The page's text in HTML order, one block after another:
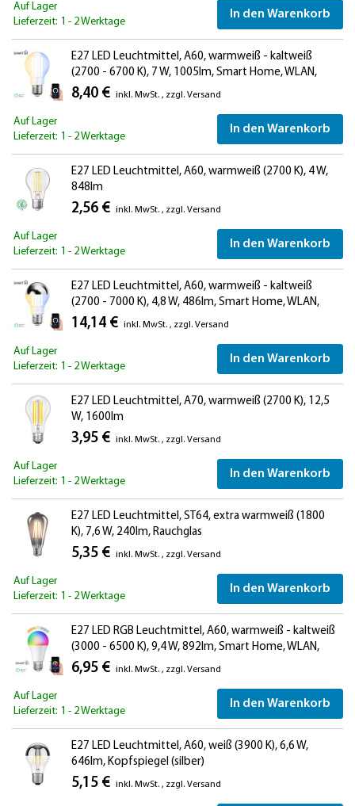
Auf Lager
Lieferzeit: 1 - 2 Werktage
In den Warenkorb
E27 LED Leuchtmittel, A60, warmweiß - kaltweiß
(2700 - 6700 K), 7 W, 1005lm, Smart Home, WLAN,
Alexa
8,40 € inkl. MwSt. , zzgl. Versand
Auf Lager
Lieferzeit: 1 - 2 Werktage
In den Warenkorb
E27 LED Leuchtmittel, A60, warmweiß (2700 K), 4 W,
848lm
2,56 € inkl. MwSt. , zzgl. Versand
Auf Lager
Lieferzeit: 1 - 2 Werktage
In den Warenkorb
E27 LED Leuchtmittel, A60, warmweiß - kaltweiß
(2700 - 7000 K), 4,8 W, 486lm, Smart Home, WLAN,
Alexa, Kopfspiegel (silber)
14,14 € inkl. MwSt. , zzgl. Versand
Auf Lager
Lieferzeit: 1 - 2 Werktage
In den Warenkorb
E27 LED Leuchtmittel, A70, warmweiß (2700 K), 12,5
W, 1600lm
3,95 € inkl. MwSt. , zzgl. Versand
Auf Lager
Lieferzeit: 1 - 2 Werktage
In den Warenkorb
E27 LED Leuchtmittel, ST64, extra warmweiß (1800
K), 7,6 W, 240lm, Rauchglas
5,35 € inkl. MwSt. , zzgl. Versand
Auf Lager
Lieferzeit: 1 - 2 Werktage
In den Warenkorb
E27 LED RGB Leuchtmittel, A60, warmweiß - kaltweiß
(3000 - 6500 K), 9,4 W, 892lm, Smart Home, WLAN,
Alexa, matt
6,95 € inkl. MwSt. , zzgl. Versand
Auf Lager
Lieferzeit: 1 - 2 Werktage
In den Warenkorb
E27 LED Leuchtmittel, A60, weiß (3900 K), 6,6 W,
646lm, Kopfspiegel (silber)
5,15 € inkl. MwSt. , zzgl. Versand